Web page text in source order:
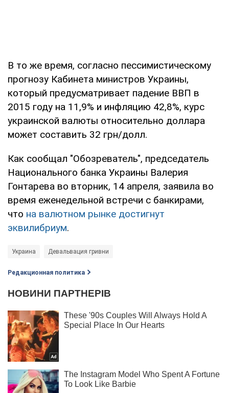
В то же время, согласно пессимистическому
прогнозу Кабинета министров Украины,
который предусматривает падение ВВП в
2015 году на 11,9% и инфляцию 42,8%, курс
украинской валюты относительно доллара
может составить 32 грн/долл.
Как сообщал "Обозреватель", председатель
Национального банка Украины Валерия
Гонтарева во вторник, 14 апреля, заявила во
время еженедельной встречи с банкирами,
что на валютном рынке достигнут
эквилибриум.
Украина Девальвация гривни
Редакционная политика